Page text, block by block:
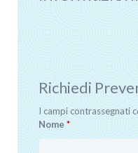
Richiedi
I campi contrassegnati
Nome *